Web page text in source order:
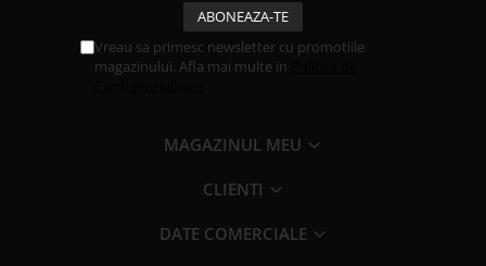
Vreau sa primesc newsletter cu promotiile
magazinului. Afla mai multe in
MAGAZINUL MEU
CLIENTI
DATE COMERCIALE